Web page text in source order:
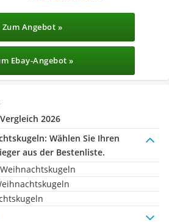
Zum Angebot »
Ebay-Angebot »
2026
Wählen Sie Ihren
aus der Bestenliste.
Weihnachtskugeln